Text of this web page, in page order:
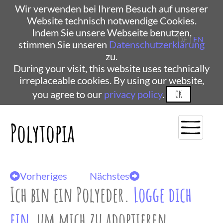
Wir verwenden bei Ihrem Besuch auf unserer
Website technisch notwendige Cookies.
Indem Sie unsere Webseite benutzen,
stimmen Sie unseren Datenschutzerklärung
zu.
During your visit, this website uses technically
irreplaceable cookies. By using our website,
you agree to our privacy policy. OK
Polytopia
DE | EN
Vorheriges Nächstes
Ich bin ein Polyeder. Logge dich